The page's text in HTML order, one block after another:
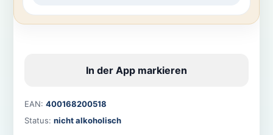
In der App markieren
EAN: 400168200518
Status: nicht alkoholisch